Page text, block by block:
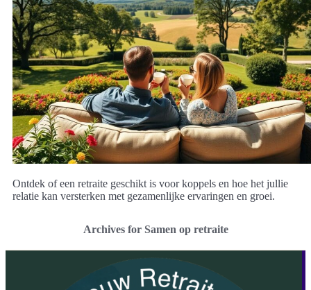
Ontdek of een retraite geschikt is voor koppels en hoe het jullie
relatie kan versterken met gezamenlijke ervaringen en groei.
Archives for Samen op retraite